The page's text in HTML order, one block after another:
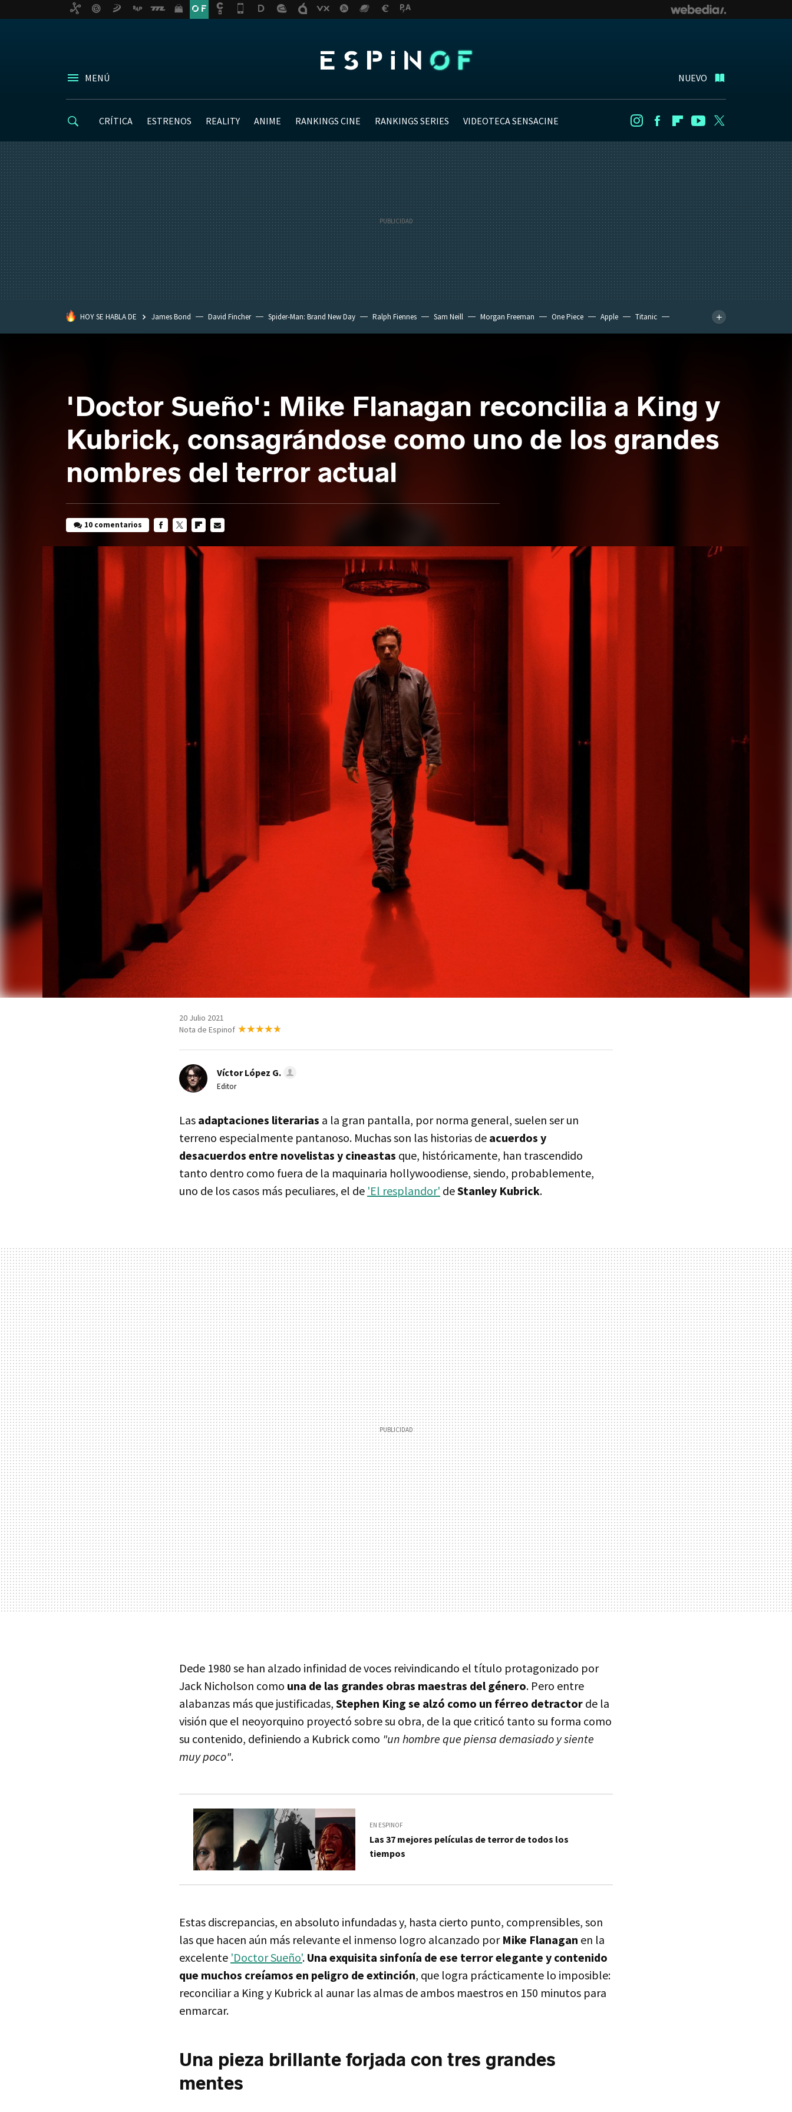
MENÚ NUEVO
CRÍTICA ESTRENOS REALITY ANIME RANKINGS CINE RANKINGS SERIES VIDEOTECA SENSACINE InstagramFacebookFlipboard
Youtube
HOY SE HABLA DE James Bond David Fincher Spider-Man: Brand New Day Ralph Fiennes Sam Neill Morgan Freeman One Piece Apple
Titanic
'Doctor Sueño': Mike Flanagan reconcilia a King y
Kubrick, consagrándose como uno de los grandes
nombres del terror actual
10 comentarios
20 Julio 2021
Nota de Espinof
Víctor López G.
Editor
Las adaptaciones literarias a la gran pantalla, por norma general, suelen ser un
terreno especialmente pantanoso. Muchas son las historias de acuerdos y
desacuerdos entre novelistas y cineastas que, históricamente, han trascendido
tanto dentro como fuera de la maquinaria hollywoodiense, siendo, probablemente,
uno de los casos más peculiares, el de 'El resplandor' deStanley Kubrick.
Dede 1980 se han alzado infinidad de voces reivindicando el título protagonizado por
Jack Nicholson como una de las grandes obras maestras del género. Pero entre
alabanzas más que justificadas, Stephen King se alzó como un férreo detractor de la
visión que el neoyorquino proyectó sobre su obra, de la que criticó tanto su forma como
su contenido, definiendo a Kubrick como "un hombre que piensa demasiado y siente
muy poco".
EN ESPINOF
Las 37 mejores películas de terror de todos los
tiempos
Estas discrepancias, en absoluto infundadas y, hasta cierto punto, comprensibles, son
las que hacen aún más relevante el inmenso logro alcanzado por Mike Flanagan en la
excelente 'Doctor Sueño'. Una exquisita sinfonía de ese terror elegante y contenido
que muchos creíamos en peligro de extinción, que logra prácticamente lo imposible:
reconciliar a King y Kubrick al aunar las almas de ambos maestros en 150 minutos para
enmarcar.
Una pieza brillante forjada con tres grandes
mentes